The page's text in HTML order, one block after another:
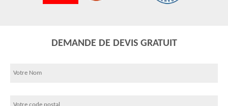
DEMANDE DE DEVIS GRATUIT